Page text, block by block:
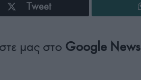
Tweet
μας στο Google News